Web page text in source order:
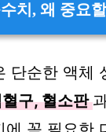
치, 왜 중요
단순한 액체
구, 혈소판